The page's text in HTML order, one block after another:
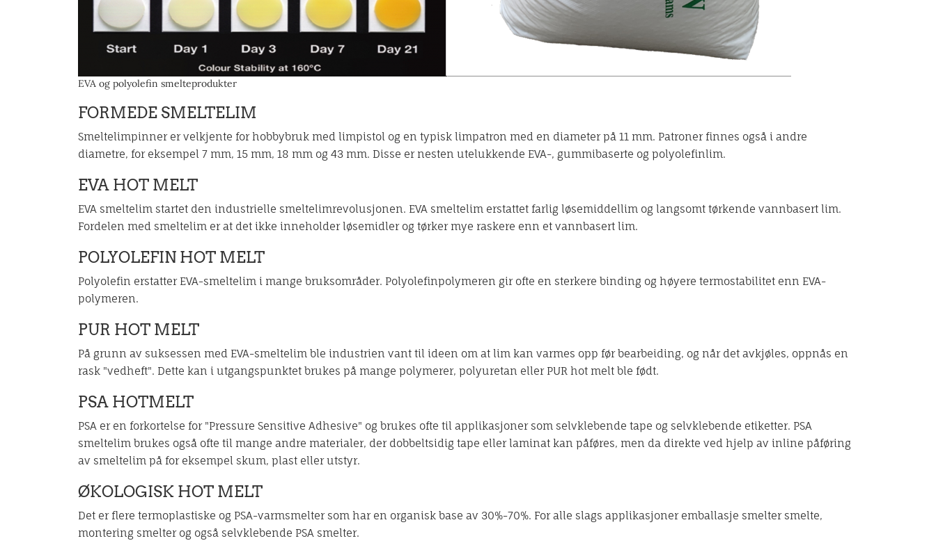
EVA og polyolefin smelteprodukter
FORMEDE SMELTELIM
Smeltelimpinner er velkjente for hobbybruk med limpistol og en typisk limpatron med en diameter på 11 mm. Patroner finnes også i andre
diametre, for eksempel 7 mm, 15 mm, 18 mm og 43 mm. Disse er nesten utelukkende EVA-, gummibaserte og polyolefinlim.
EVA HOT MELT
EVA smeltelim startet den industrielle smeltelimrevolusjonen. EVA smeltelim erstattet farlig løsemiddellim og langsomt tørkende vannbasert lim.
Fordelen med smeltelim er at det ikke inneholder løsemidler og tørker mye raskere enn et vannbasert lim.
POLYOLEFIN HOT MELT
Polyolefin erstatter EVA-smeltelim i mange bruksområder. Polyolefinpolymeren gir ofte en sterkere binding og høyere termostabilitet enn EVA-
polymeren.
PUR HOT MELT
På grunn av suksessen med EVA-smeltelim ble industrien vant til ideen om at lim kan varmes opp før bearbeiding, og når det avkjøles, oppnås en
rask "vedheft". Dette kan i utgangspunktet brukes på mange polymerer, polyuretan eller PUR hot melt ble født.
PSA HOTMELT
PSA er en forkortelse for "Pressure Sensitive Adhesive" og brukes ofte til applikasjoner som selvklebende tape og selvklebende etiketter. PSA
smeltelim brukes også ofte til mange andre materialer, der dobbeltsidig tape eller laminat kan påføres, men da direkte ved hjelp av inline påføring
av smeltelim på for eksempel skum, plast eller utstyr.
ØKOLOGISK HOT MELT
Det er flere termoplastiske og PSA-varmsmelter som har en organisk base av 30%-70%. For alle slags applikasjoner emballasje smelter smelte,
montering smelter og også selvklebende PSA smelter.